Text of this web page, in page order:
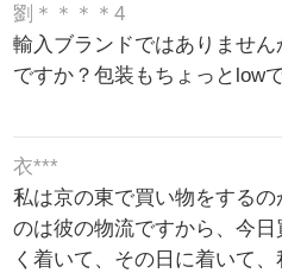
劉＊＊＊＊4
輸入ブランドではありませ
ですか？包装もちょっとlow
衣***
私は京の東で買い物をする
のは彼の物流ですから、今
く着いて、その日に着いて